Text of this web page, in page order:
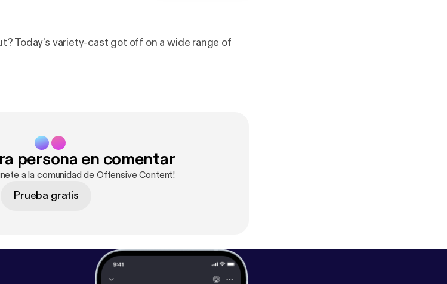
Today’s variety-cast got off on a wide range of
persona en comentar
a la comunidad de Offensive Content!
Prueba gratis